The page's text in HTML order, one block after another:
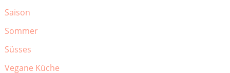
Saison
Sommer
Süsses
Vegane Küche